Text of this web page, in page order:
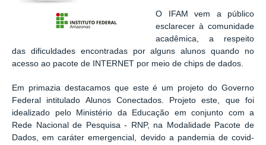
O IFAM vem a público
esclarecer à comunidade
acadêmica, a respeito
das dificuldades encontradas por alguns alunos quando no
acesso ao pacote de INTERNET por meio de chips de dados.
Em primazia destacamos que este é um projeto do Governo
Federal intitulado Alunos Conectados. Projeto este, que foi
idealizado pelo Ministério da Educação em conjunto com a
Rede Nacional de Pesquisa - RNP, na Modalidade Pacote de
Dados, em caráter emergencial, devido a pandemia de covid-